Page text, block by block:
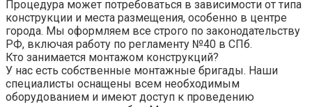
Процедура может потребоваться в зависимости от типа
конструкции и места размещения, особенно в центре
города. Мы оформляем все строго по законодательству
РФ, включая работу по регламенту №40 в СПб.
Кто занимается монтажом конструкций?
У нас есть собственные монтажные бригады. Наши
специалисты оснащены всем необходимым
оборудованием и имеют доступ к проведению